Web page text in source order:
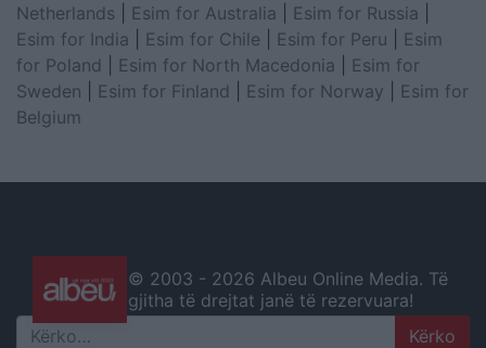
Netherlands
Esim for Australia Esim for Russia
Esim for India
Esim for Chile Esim for Peru
Esim
for Poland
Esim for North Macedonia
Esim for
Sweden
Esim for Finland Esim for Norway
Esim for
Belgium
© 2003 - 2026 Albeu Online Media. Të
gjitha të drejtat janë të rezervuara!